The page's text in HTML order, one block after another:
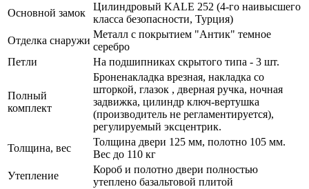
Основной замок
Цилиндровый KALE 252 (4-го наивысшего
класса безопасности, Турция)
Отделка снаружи
Металл с покрытием "Антик" темное
серебро
Петли
На подшипниках скрытого типа - 3 шт.
Полный
комплект
Броненакладка врезная, накладка со
шторкой, глазок , дверная ручка, ночная
задвижка, цилиндр ключ-вертушка
(производитель не регламентируется),
регулируемый эксцентрик.
Толщина, вес
Толщина двери 125 мм, полотно 105 мм.
Вес до 110 кг
Утепление
Короб и полотно двери полностью
утеплено базальтовой плитой